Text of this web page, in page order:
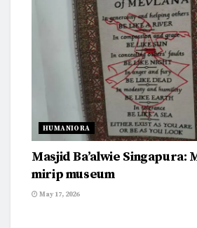
HUMANIORA
Masjid Ba’alwie Singapura:
mirip museum
May 17, 2026